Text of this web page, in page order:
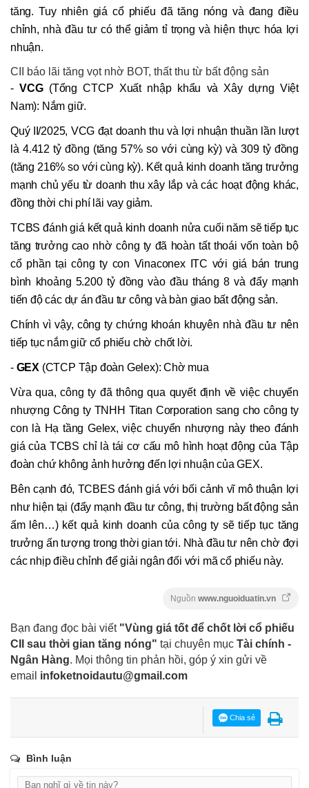
tăng. Tuy nhiên giá cổ phiếu đã tăng nóng và đang điều
chỉnh, nhà đầu tư có thể giảm tỉ trọng và hiện thực hóa lợi
nhuận.
CII báo lãi tăng vọt nhờ BOT, thất thu từ bất động sản
-VCG(Tổng CTCP Xuất nhập khẩu và Xây dựng Việt
Nam): Nắm giữ.
Quý II/2025, VCG đạt doanh thu và lợi nhuận thuần lần lượt
là 4.412 tỷ đồng (tăng 57% so với cùng kỳ) và 309 tỷ đồng
(tăng 216% so với cùng kỳ). Kết quả kinh doanh tăng trưởng
mạnh chủ yếu từ doanh thu xây lắp và các hoạt động khác,
đồng thời chi phí lãi vay giảm.
TCBS đánh giá kết quả kinh doanh nửa cuối năm sẽ tiếp tục
tăng trưởng cao nhờ công ty đã hoàn tất thoái vốn toàn bộ
cổ phần tại công ty con Vinaconex ITC với giá bán trung
bình khoảng 5.200 tỷ đồng vào đầu tháng 8 và đẩy mạnh
tiến độ các dự án đầu tư công và bàn giao bất động sản.
Chính vì vậy, công ty chứng khoán khuyên nhà đầu tư nên
tiếp tục nắm giữ cổ phiếu chờ chốt lời.
- GEX (CTCP Tập đoàn Gelex): Chờ mua
Vừa qua, công ty đã thông qua quyết định về việc chuyển
nhượng Công ty TNHH Titan Corporation sang cho công ty
con là Hạ tầng Gelex, việc chuyển nhượng này theo đánh
giá của TCBS chỉ là tái cơ cấu mô hình hoạt động của Tập
đoàn chứ không ảnh hưởng đến lợi nhuận của GEX.
Bên cạnh đó, TCBES đánh giá với bối cảnh vĩ mô thuận lợi
như hiện tại (đẩy mạnh đầu tư công, thị trường bất động sản
ấm lên…) kết quả kinh doanh của công ty sẽ tiếp tục tăng
trưởng ấn tượng trong thời gian tới. Nhà đầu tư nên chờ đợi
các nhịp điều chỉnh để giải ngân đối với mã cổ phiếu này.
Nguồn www.nguoiduatin.vn
Bạn đang đọc bài viết "Vùng giá tốt để chốt lời cổ phiếu
CII sau thời gian tăng nóng" tại chuyên mục Tài chính -
Ngân Hàng. Mọi thông tin phản hồi, góp ý xin gửi về
email infoketnoidautu@gmail.com
Chia sẻ
Bình luận